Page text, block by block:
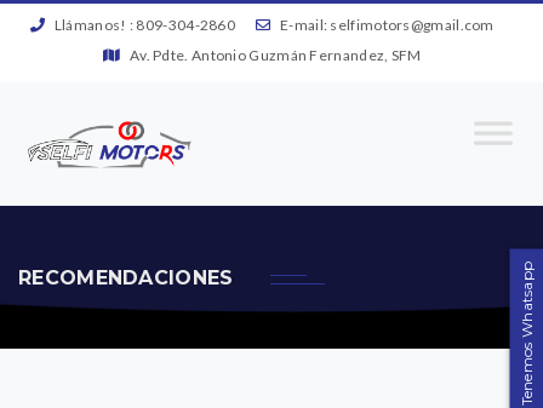
Llámanos! : 809-304-2860 E-mail: selfimotors@gmail.com
Av. Pdte. Antonio Guzmán Fernandez, SFM
RECOMENDACIONES Tenemos Whatsapp